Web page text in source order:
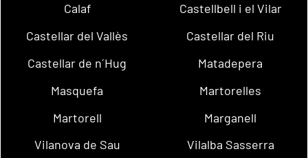
Calaf
Castellbell i el Vilar
Castellar del Vallès
Castellar del Riu
Castellar de n´Hug
Matadepera
Masquefa
Martorelles
Martorell
Marganell
Vilanova de Sau
Vilalba Sasserra